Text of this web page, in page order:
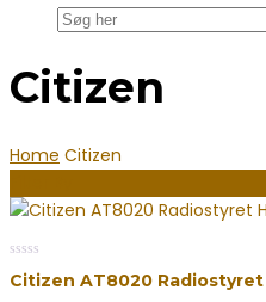
Citizen
Home Citizen
out
Citizen AT8020